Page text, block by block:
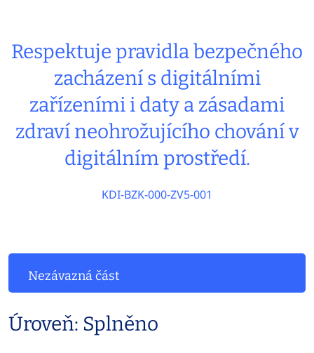
Respektuje pravidla bezpečného
zacházení s digitálními
zařízeními i daty a zásadami
zdraví neohrožujícího chování v
digitálním prostředí.
KDI-BZK-000-ZV5-001
Nezávazná část
Úroveň: Splněno